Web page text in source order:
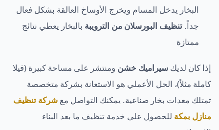
البخار يدخل المسام ويخرج الأوساخ العالقة بشكل فعال
جداً. تنظيف البورسلان من الترويبة بالبخار يعطي نتائج
ممتازة
إذا كان لديك سيراميك خشن ومنتشر على مساحة كبيرة (فيلا
كاملة مثلاً)، الحل الأعملي هو الاستعانة بشركة متخصصة
تمتلك معدات بخار صناعية. يمكنك التواصل مع شركة تنظيف
منازل بمكة للحصول على خدمة تنظيف ما بعد البناء